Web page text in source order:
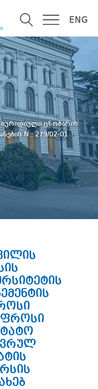
ENG
იურიდიული ცნობარის
N:: 279/02-01